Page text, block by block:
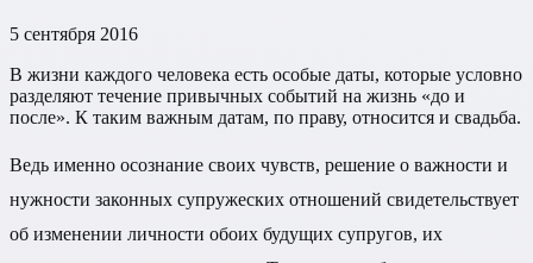
5 сентября 2016
В жизни каждого человека есть особые даты, которые условно
разделяют течение привычных событий на жизнь «до и
после». К таким важным датам, по праву, относится и свадьба.
Ведь именно осознание своих чувств, решение о важности и
нужности законных супружеских отношений свидетельствует
об изменении личности обоих будущих супругов, их